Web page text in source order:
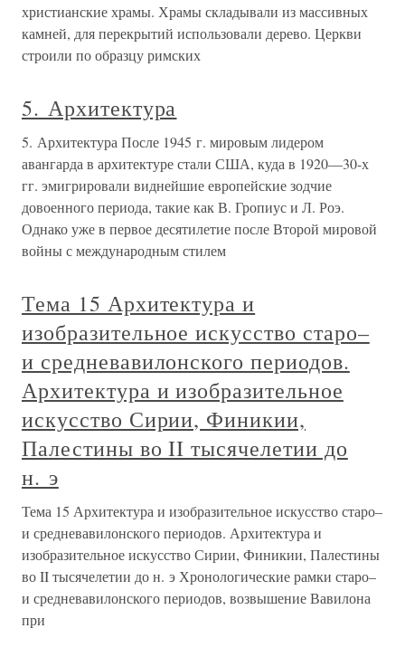
христианские храмы. Храмы складывали из массивных
камней, для перекрытий использовали дерево. Церкви
строили по образцу римских
5. Архитектура
5. Архитектура После 1945 г. мировым лидером
авангарда в архитектуре стали США, куда в 1920—30-х
гг. эмигрировали виднейшие европейские зодчие
довоенного периода, такие как В. Гропиус и Л. Роэ.
Однако уже в первое десятилетие после Второй мировой
войны с международным стилем
Тема 15 Архитектура и
изобразительное искусство старо–
и средневавилонского периодов.
Архитектура и изобразительное
искусство Сирии, Финикии,
Палестины во II тысячелетии до
н. э
Тема 15 Архитектура и изобразительное искусство старо–
и средневавилонского периодов. Архитектура и
изобразительное искусство Сирии, Финикии, Палестины
во II тысячелетии до н. э Хронологические рамки старо–
и средневавилонского периодов, возвышение Вавилона
при